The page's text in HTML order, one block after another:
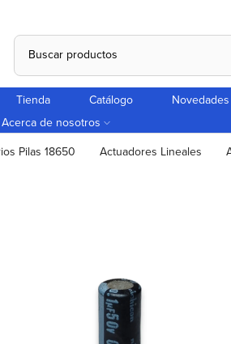
Tienda Catálogo Novedades
Acerca de nosotros
Pilas 18650 Actuadores Lineales